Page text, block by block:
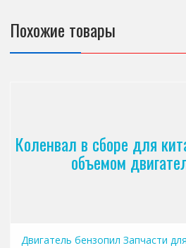
Похожие товары
Коленвал в сборе для
объемом
Двигатель бензопил Запчасти